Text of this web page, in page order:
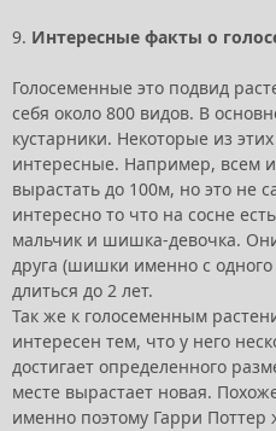
9. Интересные факты о
Голосеменные это подвид
себя около 800 видов. В
кустарники. Некоторые из
интересные. Например, всем
вырастать до 100м, но это не
интересно то что на сосне
мальчик и шишка-девочка.
друга (шишки именно с
длиться до 2 лет.
Так же к голосеменным
интересен тем, что у него
достигает определенного
месте вырастает новая.
именно поэтому Гарри Поттер